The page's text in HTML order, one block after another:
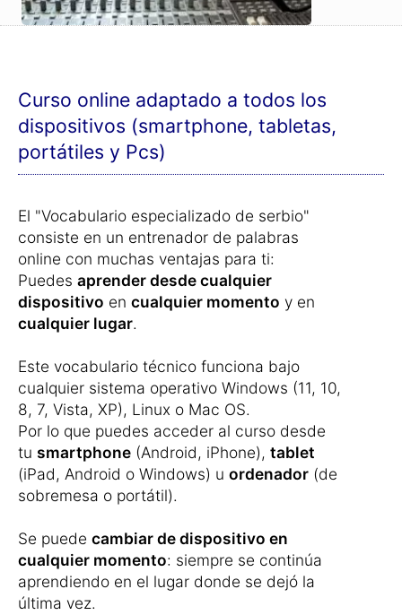
Curso online adaptado a todos los
dispositivos (smartphone, tabletas,
portátiles y Pcs)
El "Vocabulario especializado de serbio"
consiste en un entrenador de palabras
online con muchas ventajas para ti:
Puedes aprender desde cualquier
dispositivo en cualquier momento y en
cualquier lugar.
Este vocabulario técnico funciona bajo
cualquier sistema operativo Windows (11, 10,
8, 7, Vista, XP), Linux o Mac OS.
Por lo que puedes acceder al curso desde
tu smartphone (Android, iPhone), tablet
(iPad, Android o Windows) u ordenador (de
sobremesa o portátil).
Se puede cambiar de dispositivo en
cualquier momento: siempre se continúa
aprendiendo en el lugar donde se dejó la
última vez.